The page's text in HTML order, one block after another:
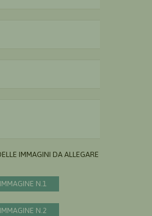
IMMAGINI DA ALLEGARE AL
N.1
N.2